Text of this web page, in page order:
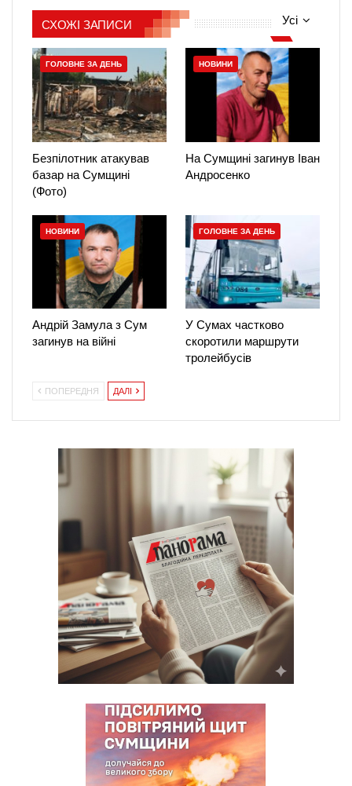
Усі
СХОЖІ ЗАПИСИ
ГОЛОВНЕ ЗА ДЕНЬ
Безпілотник атакував
базар на Сумщині
(Фото)
НОВИНИ
На Сумщині загинув Іван
Андросенко
НОВИНИ
Андрій Замула з Сум
загинув на війні
ГОЛОВНЕ ЗА ДЕНЬ
У Сумах частково
скоротили маршрути
тролейбусів
ПОПЕРЕДНЯ ДАЛІ